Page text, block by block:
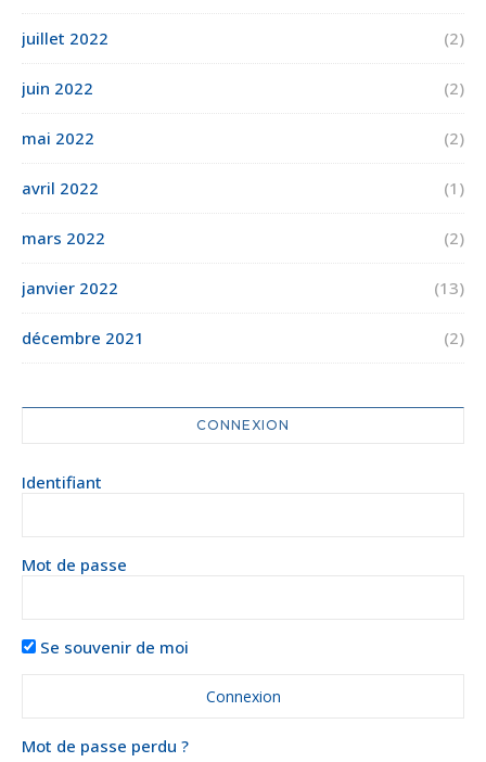
juillet 2022 (2)
juin 2022 (2)
mai 2022 (2)
avril 2022 (1)
mars 2022 (2)
janvier 2022 (13)
décembre 2021 (2)
CONNEXION
Identifiant
Mot de passe
Se souvenir de moi
Mot de passe perdu ?